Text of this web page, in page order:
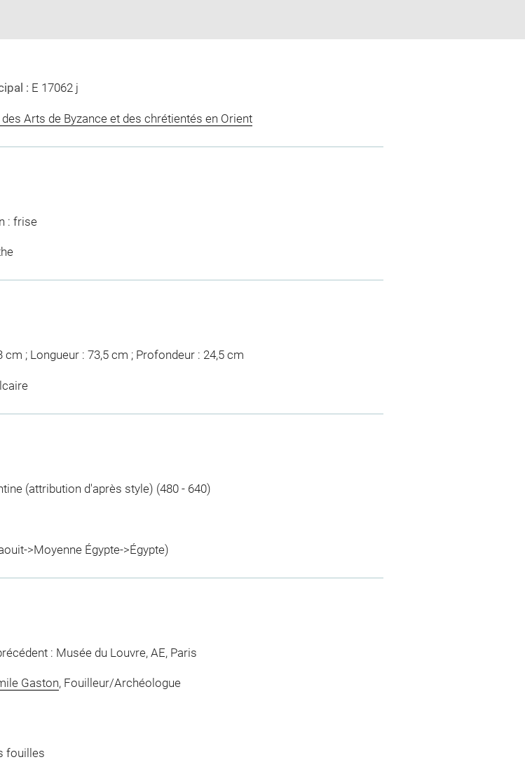
: E 17062 j
Arts de Byzance et des chrétientés en Orient
: frise
cm ; Longueur : 73,5 cm ; Profondeur : 24,5 cm
(attribution d'après style) (480 - 640)
>Moyenne Égypte->Égypte)
: Musée du Louvre, AE, Paris
Gaston, Fouilleur/Archéologue
fouilles